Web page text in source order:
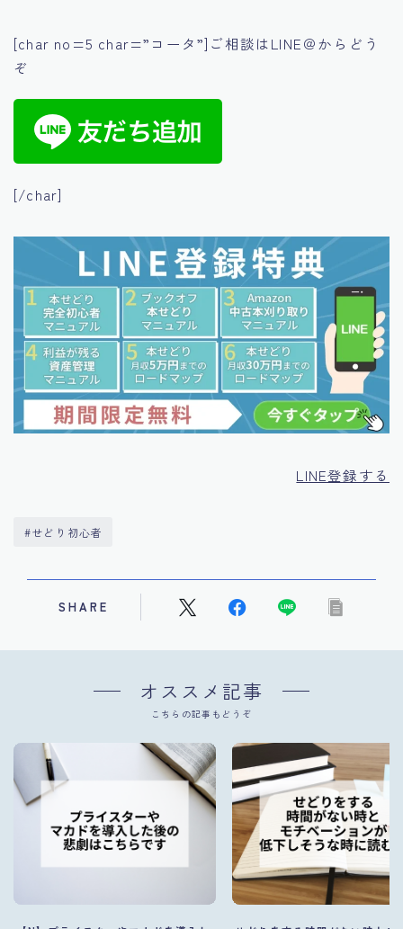
[char no=5 char=”コータ”]ご相談はLINE＠からどう
ぞ
[/char]
LINE登録する
#せどり初心者
SHARE
オススメ記事
こちらの記事もどうぞ